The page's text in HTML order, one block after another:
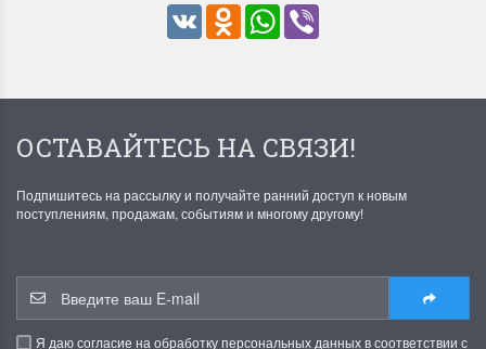
VK Odnoklassniki
WhatsApp
ОСТАВАЙТЕСЬ НА СВЯЗИ!
Подпишитесь на рассылку и получайте ранний доступ к новым
поступлениям, продажам, событиям и многому другому!
Я даю согласие на обработку персональных данных в соответствии с